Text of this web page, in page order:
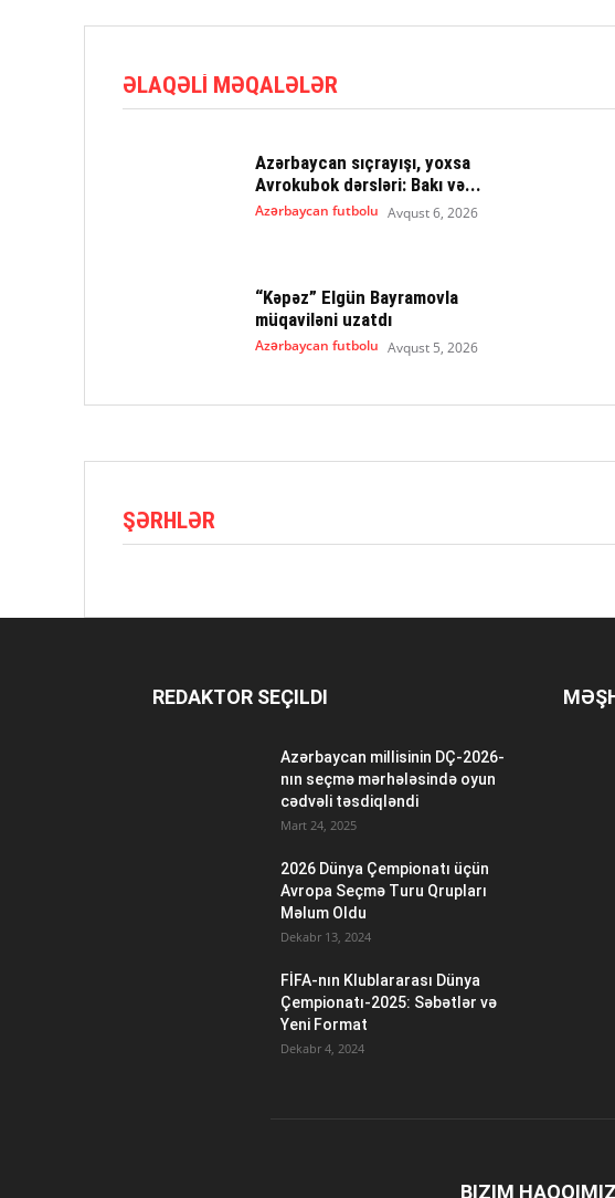
ƏLAQƏLI MƏQALƏLƏR
Azərbaycan sıçrayışı, yoxsa
Avrokubok dərsləri: Bakı və...
Azərbaycan futbolu Avqust 6, 2026
“Kəpəz” Elgün Bayramovla
müqaviləni uzatdı
Azərbaycan futbolu Avqust 5, 2026
ŞƏRHLƏR
REDAKTOR SEÇILDI
Azərbaycan millisinin DÇ-2026-
nın seçmə mərhələsində oyun
cədvəli təsdiqləndi
Mart 24, 2025
2026 Dünya Çempionatı üçün
Avropa Seçmə Turu Qrupları
Məlum Oldu
Dekabr 13, 2024
FİFA-nın Klublararası Dünya
Çempionatı-2025: Səbətlər və
Yeni Format
Dekabr 4, 2024
BIZIM